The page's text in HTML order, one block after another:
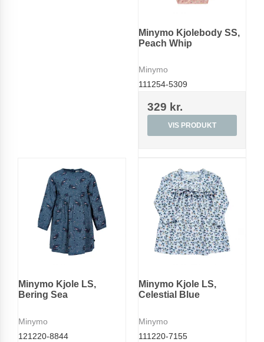
Minymo Kjolebody SS,
Peach Whip
Minymo
111254-5309
329 kr.
VIS PRODUKT
Minymo Kjole LS,
Bering Sea
Minymo
121220-8844
Minymo Kjole LS,
Celestial Blue
Minymo
111220-7155